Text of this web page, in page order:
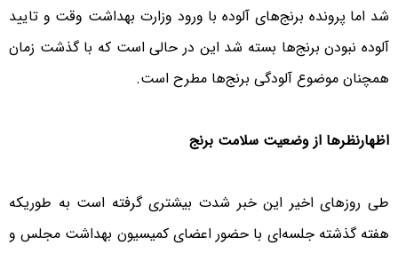
شد اما پرونده برنج‌های آلوده با ورود وزارت بهداشت وقت و تایید
آلوده نبودن برنج‌ها بسته شد این در حالی است که با گذشت زمان
همچنان موضوع آلودگی برنج‌ها مطرح است.
اظهارنظر‌ها از وضعیت سلامت برنج
طی روزهای اخیر این خبر شدت بیشتری گرفته است به طوریکه
هفته گذشته جلسه‌ای با حضور اعضای کمیسیون بهداشت مجلس و